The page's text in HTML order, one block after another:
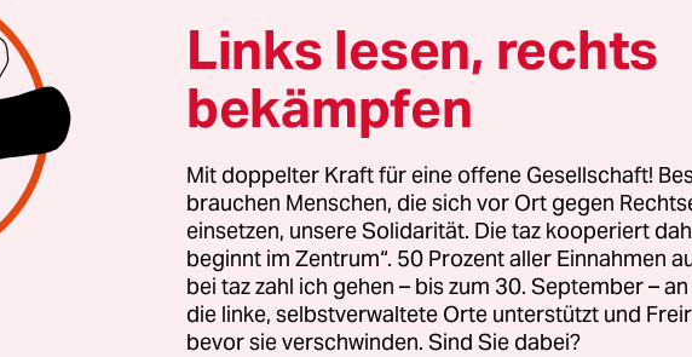
Stefan Waterkamp am Montag in seinem Plädoyer. Nach
des Bundesgerichtshofs reiche eine allgemeine
Wachdienst des KZ für eine Verurteilung aber nicht aus.
beteuerte in seinem Schlusswort vor dem für Dienstag
erneut seine Unschuld.
ist vor dem Landgericht Neuruppin wegen Beihilfe
Tausenden Lagerhäftlingen angeklagt. Der Prozess wird
Gründen am Wohnort des hochbetagten
in Brandenburg/Havel geführt.
Links lesen, rechts
bekämpfen
Mit doppelter Kraft für eine offene Gesellschaft!
brauchen Menschen, die sich vor Ort gegen
einsetzen, unsere Solidarität. Die taz kooperiert
beginnt im Zentrum“. 50 Prozent aller Einnahmen
bei taz zahl ich gehen – bis zum 30. September –
die linke, selbstverwaltete Orte unterstützt und
bevor sie verschwinden. Sind Sie dabei?